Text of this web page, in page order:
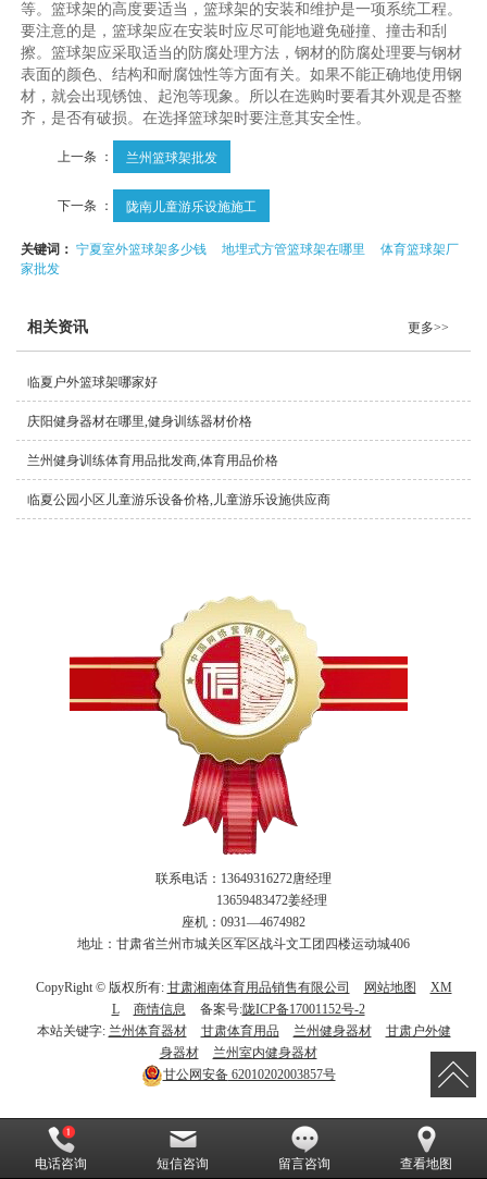
等。篮球架的高度要适当，篮球架的安装和维护是一项系统工程。
要注意的是，篮球架应在安装时应尽可能地避免碰撞、撞击和刮
擦。篮球架应采取适当的防腐处理方法，钢材的防腐处理要与钢材
表面的颜色、结构和耐腐蚀性等方面有关。如果不能正确地使用钢
材，就会出现锈蚀、起泡等现象。所以在选购时要看其外观是否整
齐，是否有破损。在选择篮球架时要注意其安全性。
上一条 ： 兰州篮球架批发
下一条 ： 陇南儿童游乐设施施工
关键词：宁夏室外篮球架多少钱 地埋式方管篮球架在哪里
体育篮球架厂
家批发
相关资讯 更多>>
临夏户外篮球架哪家好
庆阳健身器材在哪里,健身训练器材价格
兰州健身训练体育用品批发商,体育用品价格
临夏公园小区儿童游乐设备价格,儿童游乐设施供应商
联系电话：13649316272唐经理
13659483472姜经理
座机：0931—4674982
地址：甘肃省兰州市城关区军区战斗文工团四楼运动城406
CopyRight © 版权所有: 甘肃湘南体育用品销售有限公司 网站地图
XM
L
商情信息 备案号:陇ICP备17001152号-2
本站关键字: 兰州体育器材 甘肃体育用品 兰州健身器材
甘肃户外健
身器材
兰州室内健身器材
甘公网安备62010202003857号
电话咨询 短信咨询 留言咨询 查看地图